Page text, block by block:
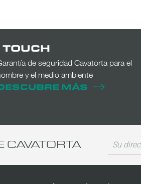
TOUCH
de seguridad Cavatorta para el
y el medio ambiente
MÁS
CAVATORTA